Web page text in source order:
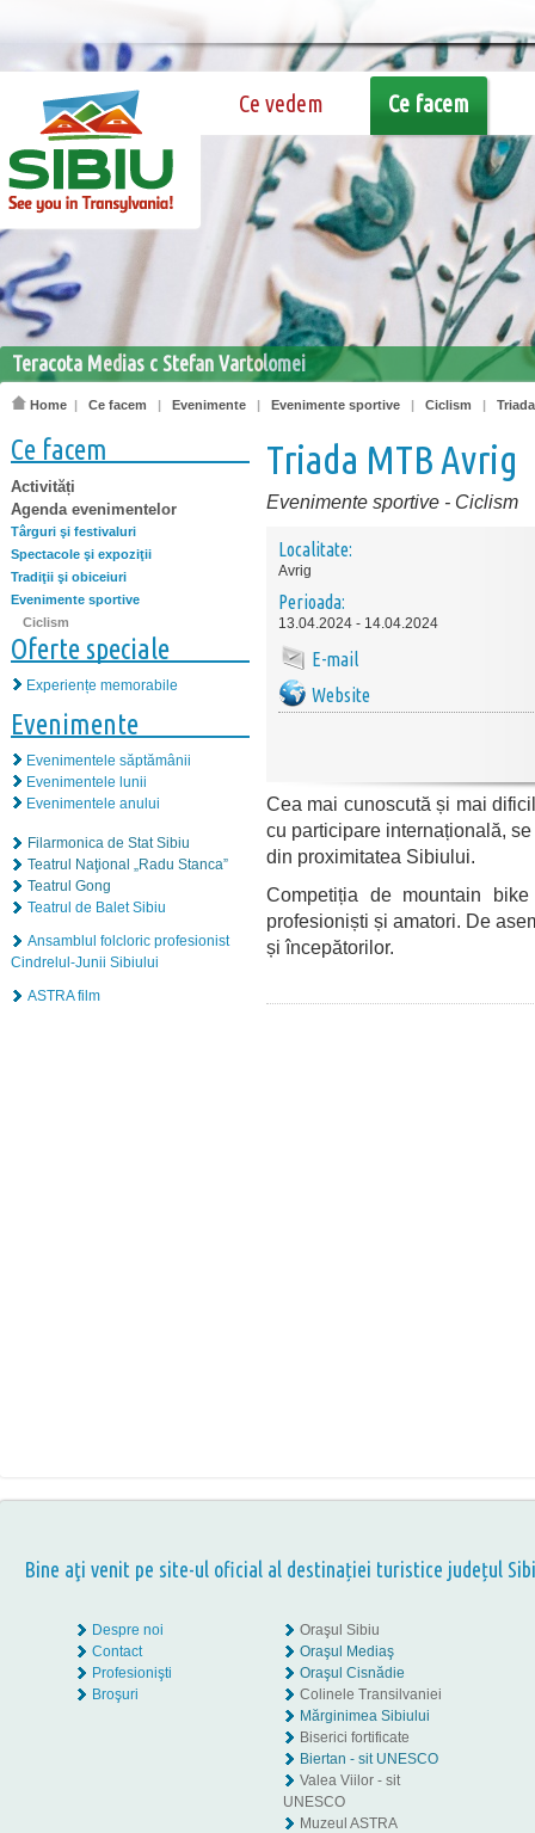
Ce vedem Ce facem
Teracota Medias c Stefan Vartolomei
Home | Ce facem | Evenimente | Evenimente sportive | Ciclism |
Ce facem
Activități
Agenda evenimentelor
Târguri şi festivaluri
Spectacole şi expoziţii
Tradiţii şi obiceiuri
Evenimente sportive
Ciclism
Oferte speciale
Experiențe memorabile
Evenimente
Evenimentele săptămânii
Evenimentele lunii
Evenimentele anului
Filarmonica de Stat Sibiu
Teatrul Naţional „Radu Stanca”
Teatrul Gong
Teatrul de Balet Sibiu
Ansamblul folcloric profesionist
Cindrelul-Junii Sibiului
ASTRA film
Triada MTB Avrig
Evenimente sportive - Ciclism
Localitate:
Avrig
Perioada:
13.04.2024 - 14.04.2024
E-mail
Website
Cea mai cunoscută și mai
cu participare internațională,
din proximitatea Sibiului.
Competiția de mountain
profesioniști și amatori. De
și începătorilor.
Bine aţi venit pe site-ul oficial al destinației turistice județul
Despre noi
Contact
Profesionişti
Broşuri
Oraşul Sibiu
Oraşul Mediaş
Oraşul Cisnădie
Colinele Transilvaniei
Mărginimea Sibiului
Biserici fortificate
Biertan - sit UNESCO
Valea Viilor - sit
UNESCO
Muzeul ASTRA